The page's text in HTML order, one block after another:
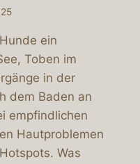
ein
Toben im
in der
dem Baden an
empfindlichen
Hautproblemen
Was